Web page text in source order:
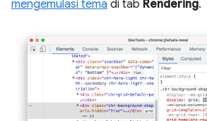
mengemulasi tema di tab Rendering.